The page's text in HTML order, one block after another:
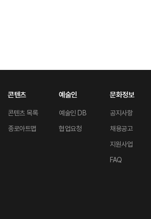
콘텐츠
콘텐츠 목록
종로아트맵
예술인
예술인 DB
협업요청
문화정보
공지사항
채용공고
지원사업
FAQ